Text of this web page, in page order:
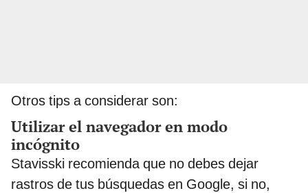
Otros tips a considerar son:
Utilizar el navegador en modo
incógnito
Stavisski recomienda que no debes dejar
rastros de tus búsquedas en Google, si no,